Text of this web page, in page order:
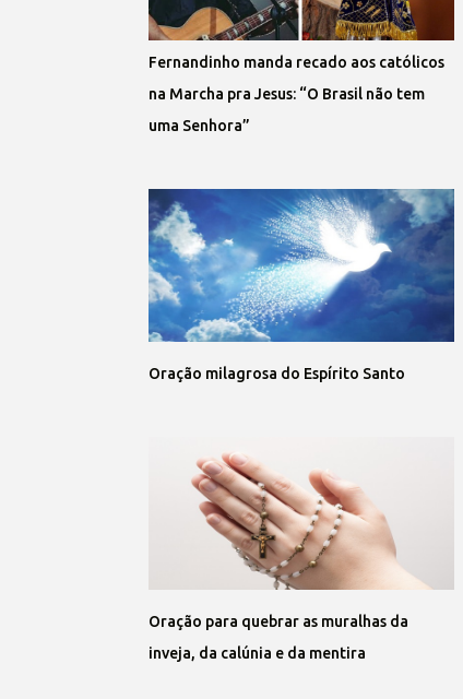
Fernandinho manda recado aos católicos
na Marcha pra Jesus: “O Brasil não tem
uma Senhora”
Oração milagrosa do Espírito Santo
Oração para quebrar as muralhas da
inveja, da calúnia e da mentira